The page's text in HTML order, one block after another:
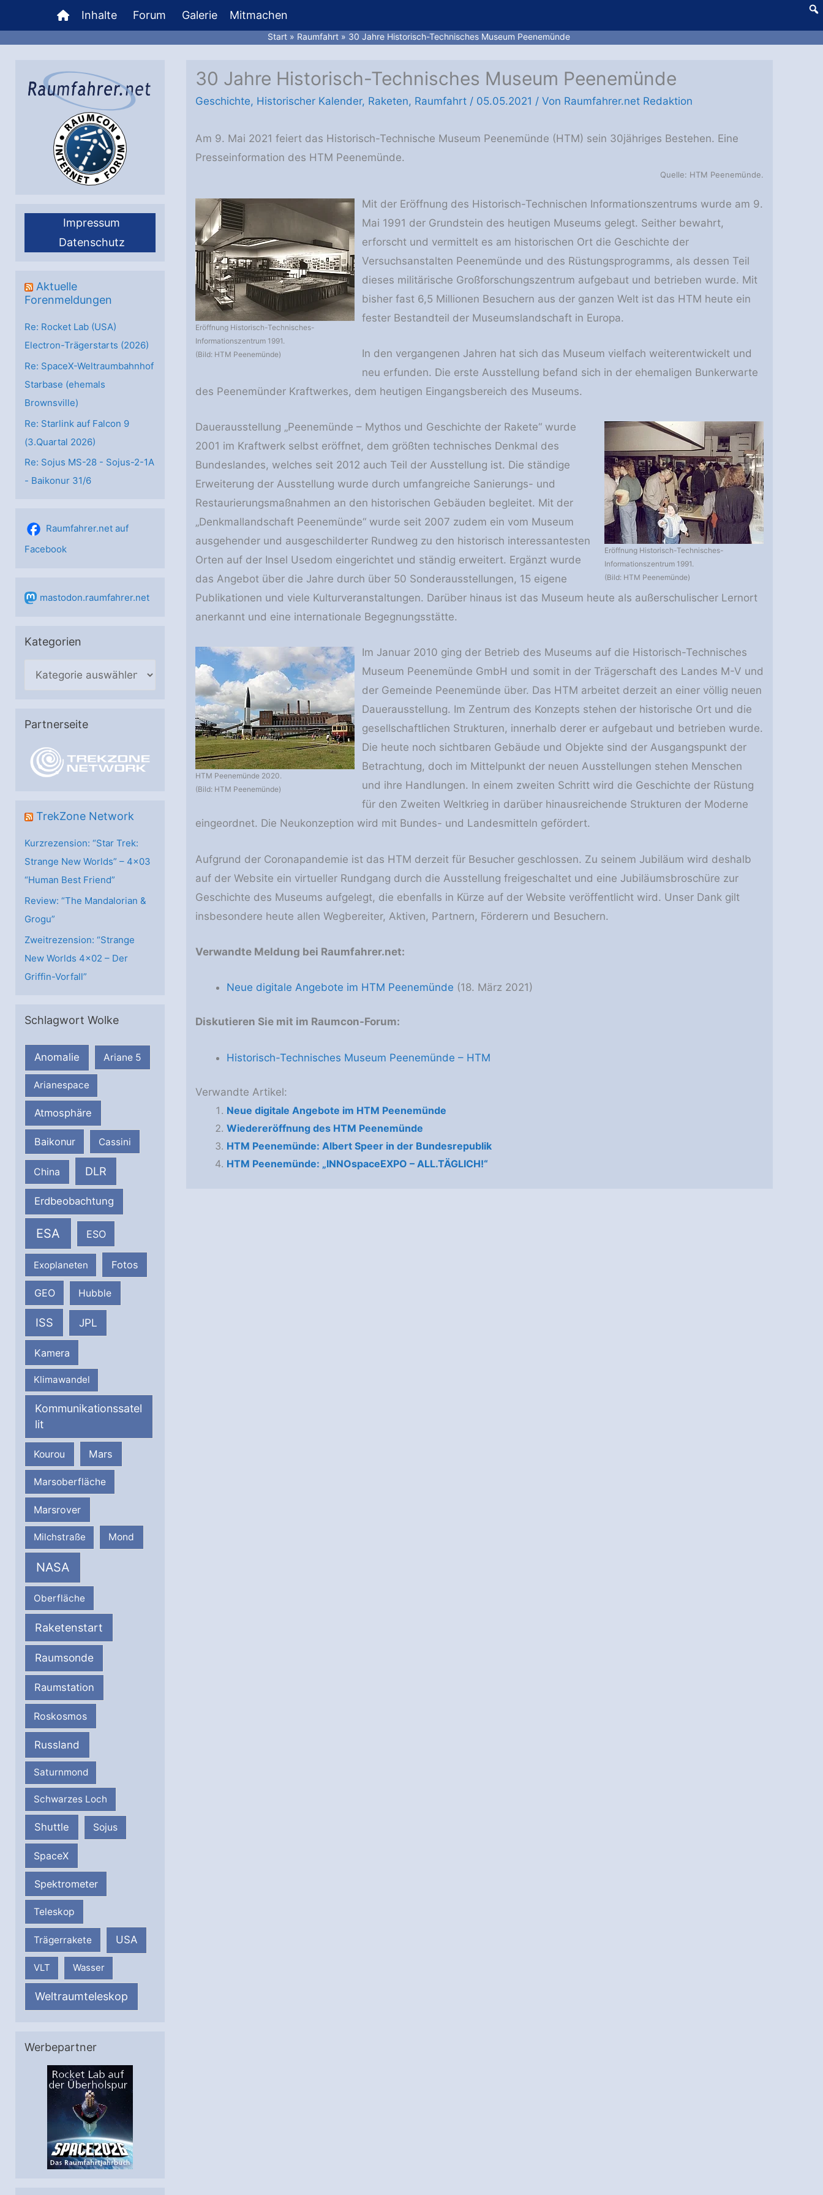
Inhalt
springen
Inhalte Forum Galerie Mitmachen
Start Raumfahrt 30 Jahre Historisch-Technisches Museum Peenemünde
Impressum
Datenschutz
Aktuelle
Forenmeldungen
Re: Rocket Lab (USA)
Electron-Trägerstarts (2026)
Re: SpaceX-Weltraumbahnhof
Starbase (ehemals
Brownsville)
Re: Starlink auf Falcon 9
(3.Quartal 2026)
Re: Sojus MS-28 - Sojus-2-1А
- Baikonur 31/6
Raumfahrer.net auf
Facebook
mastodon.raumfahrer.net
Kategorien
e
e
Partnerseite
TrekZone Network
Kurzrezension: “Star Trek:
Strange New Worlds” – 4×03
“Human Best Friend”
Review: “The Mandalorian &
Grogu”
Zweitrezension: “Strange
New Worlds 4×02 – Der
Griffin-Vorfall”
Schlagwort Wolke
Anomalie Ariane 5
Arianespace
Atmosphäre
Baikonur Cassini
China DLR
Erdbeobachtung
ESA ESO
Exoplaneten Fotos
GEO Hubble
ISS JPL
Kamera
Klimawandel
Kommunikationssatel
lit
Kourou Mars
Marsoberfläche
Marsrover
Milchstraße Mond
NASA
Oberfläche
Raketenstart
Raumsonde
Raumstation
Roskosmos
Russland
Saturnmond
Schwarzes Loch
Shuttle Sojus
SpaceX
Spektrometer
Teleskop
Trägerrakete USA
VLT Wasser
Weltraumteleskop
Werbepartner
30 Jahre Historisch-Technisches Museum Peenemünde
Geschichte, Historischer Kalender, Raketen, Raumfahrt/ 05.05.2021 / Von Raumfahrer.net Redaktion
Am 9. Mai 2021 feiert das Historisch-Technische Museum Peenemünde (HTM) sein 30jähriges Bestehen. Eine
Presseinformation des HTM Peenemünde.
Quelle: HTM Peenemünde.
Eröffnung Historisch-Technisches-
Informationszentrum 1991.
(Bild: HTM Peenemünde)
Mit der Eröffnung des Historisch-Technischen Informationszentrums wurde am 9.
Mai 1991 der Grundstein des heutigen Museums gelegt. Seither bewahrt,
erforscht und vermittelt es am historischen Ort die Geschichte der
Versuchsanstalten Peenemünde und des Rüstungsprogramms, als dessen Teil
dieses militärische Großforschungszentrum aufgebaut und betrieben wurde. Mit
bisher fast 6,5 Millionen Besuchern aus der ganzen Welt ist das HTM heute ein
fester Bestandteil der Museumslandschaft in Europa.
In den vergangenen Jahren hat sich das Museum vielfach weiterentwickelt und
neu erfunden. Die erste Ausstellung befand sich in der ehemaligen Bunkerwarte
des Peenemünder Kraftwerkes, dem heutigen Eingangsbereich des Museums.
Eröffnung Historisch-Technisches-
Informationszentrum 1991.
(Bild: HTM Peenemünde)
Dauerausstellung „Peenemünde – Mythos und Geschichte der Rakete“ wurde
2001 im Kraftwerk selbst eröffnet, dem größten technisches Denkmal des
Bundeslandes, welches seit 2012 auch Teil der Ausstellung ist. Die ständige
Erweiterung der Ausstellung wurde durch umfangreiche Sanierungs- und
Restaurierungsmaßnahmen an den historischen Gebäuden begleitet. Mit der
„Denkmallandschaft Peenemünde“ wurde seit 2007 zudem ein vom Museum
ausgehender und ausgeschilderter Rundweg zu den historisch interessantesten
Orten auf der Insel Usedom eingerichtet und ständig erweitert. Ergänzt wurde
das Angebot über die Jahre durch über 50 Sonderausstellungen, 15 eigene
Publikationen und viele Kulturveranstaltungen. Darüber hinaus ist das Museum heute als außerschulischer Lernort
anerkannt und eine internationale Begegnungsstätte.
HTM Peenemünde 2020.
(Bild: HTM Peenemünde)
Im Januar 2010 ging der Betrieb des Museums auf die Historisch-Technisches
Museum Peenemünde GmbH und somit in der Trägerschaft des Landes M-V und
der Gemeinde Peenemünde über. Das HTM arbeitet derzeit an einer völlig neuen
Dauerausstellung. Im Zentrum des Konzepts stehen der historische Ort und die
gesellschaftlichen Strukturen, innerhalb derer er aufgebaut und betrieben wurde.
Die heute noch sichtbaren Gebäude und Objekte sind der Ausgangspunkt der
Betrachtung, doch im Mittelpunkt der neuen Ausstellungen stehen Menschen
und ihre Handlungen. In einem zweiten Schritt wird die Geschichte der Rüstung
für den Zweiten Weltkrieg in darüber hinausreichende Strukturen der Moderne
eingeordnet. Die Neukonzeption wird mit Bundes- und Landesmitteln gefördert.
Aufgrund der Coronapandemie ist das HTM derzeit für Besucher geschlossen. Zu seinem Jubiläum wird deshalb
auf der Website ein virtueller Rundgang durch die Ausstellung freigeschaltet und eine Jubiläumsbroschüre zur
Geschichte des Museums aufgelegt, die ebenfalls in Kürze auf der Website veröffentlicht wird. Unser Dank gilt
insbesondere heute allen Wegbereiter, Aktiven, Partnern, Förderern und Besuchern.
Verwandte Meldung bei Raumfahrer.net:
Neue digitale Angebote im HTM Peenemünde (18. März 2021)
Diskutieren Sie mit im Raumcon-Forum:
Historisch-Technisches Museum Peenemünde – HTM
Verwandte Artikel:
Neue digitale Angebote im HTM Peenemünde
Wiedereröffnung des HTM Peenemünde
HTM Peenemünde: Albert Speer in der Bundesrepublik
HTM Peenemünde: „INNOspaceEXPO – ALL.TÄGLICH!“